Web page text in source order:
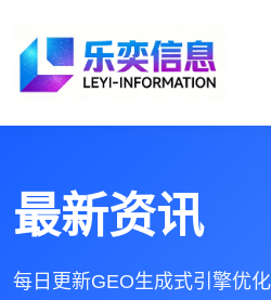
最新资讯
每日更新GEO生成式引擎优